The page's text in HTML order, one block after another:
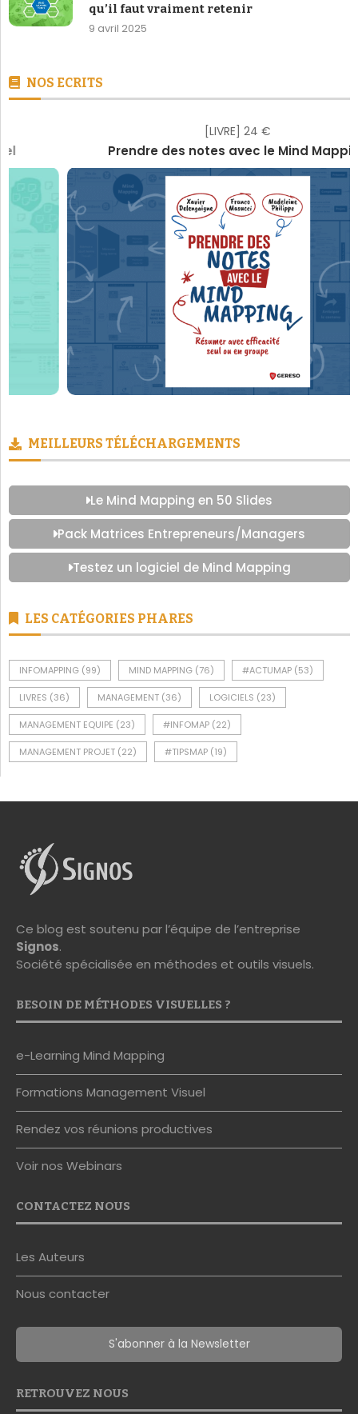
qu’il faut vraiment retenir
9 avril 2025
NOS ECRITS
[LIVRE] 24 €
Prendre des notes avec le Mind Mapping
MEILLEURS TÉLÉCHARGEMENTS
Le Mind Mapping en 50 Slides
Pack Matrices Entrepreneurs/Managers
Testez un logiciel de Mind Mapping
LES CATÉGORIES PHARES
INFOMAPPING (99) MIND MAPPING (76) #ACTUMAP (53)
LIVRES (36) MANAGEMENT (36) LOGICIELS (23)
MANAGEMENT EQUIPE (23) #INFOMAP (22)
MANAGEMENT PROJET (22) #TIPSMAP (19)
Ce blog est soutenu par l’équipe de l’entreprise
Signos.
Société spécialisée en méthodes et outils visuels.
BESOIN DE MÉTHODES VISUELLES ?
e-Learning Mind Mapping
Formations Management Visuel
Rendez vos réunions productives
Voir nos Webinars
CONTACTEZ NOUS
Les Auteurs
Nous contacter
S'abonner à la Newsletter
RETROUVEZ NOUS